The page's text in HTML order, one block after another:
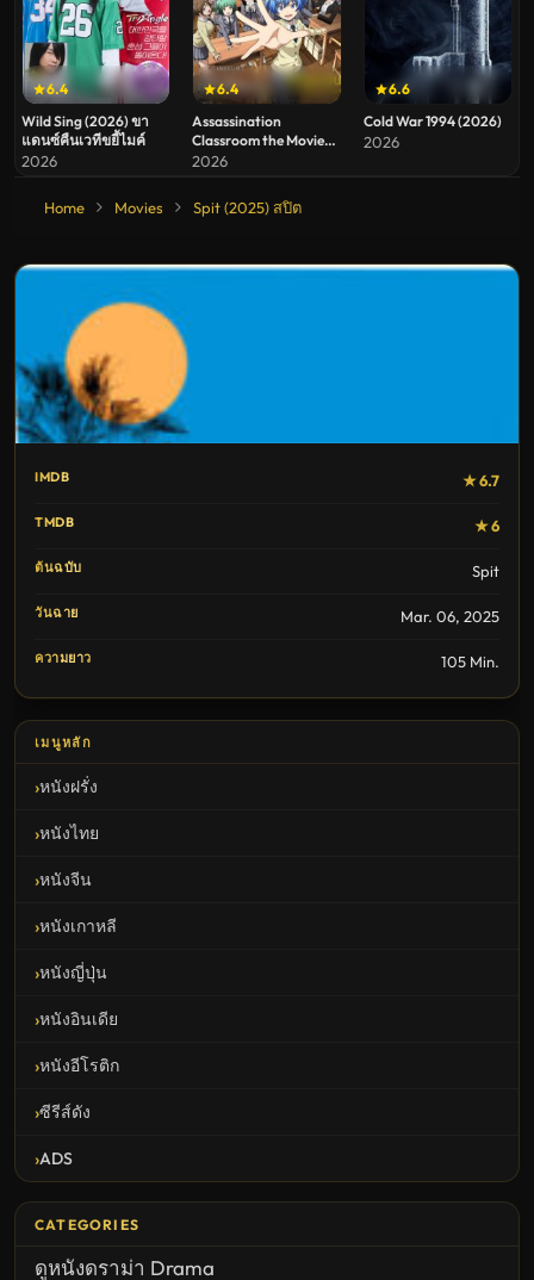
6.4
Wild Sing (2026) ขา
แดนซ์คืนเวทีขยี้ไมค์
2026
6.4
Assassination
Classroom the Movie
Our Time (2026)
เดอะ มูฟวี่ ห้วงเวลาของ
พวกเรา
2026
6.6
Cold War 1994 (2026)
2026
Home Movies Spit (2025) สปิต
IMDB ★ 6.7
TMDB ★ 6
ต้นฉบับ Spit
วันฉาย Mar. 06, 2025
ความยาว 105 Min.
เมนูหลัก
หนังฝรั่ง
หนังไทย
หนังจีน
หนังเกาหลี
หนังญี่ปุ่น
หนังอินเดีย
หนังอีโรติก
ซีรีส์ดัง
ADS
CATEGORIES
ดูหนังดราม่า Drama